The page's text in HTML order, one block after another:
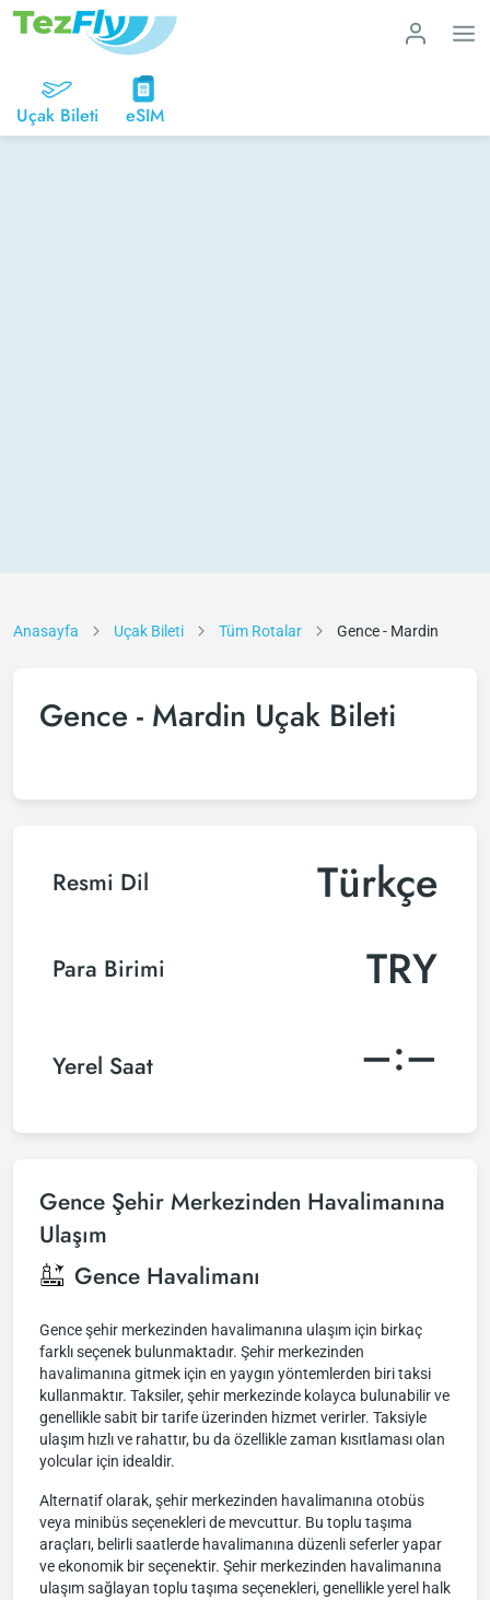
Uçak Bileti eSIM
Anasayfa Uçak Bileti Tüm Rotalar Gence - Mardin
Gence - Mardin Uçak Bileti
Resmi Dil Türkçe
Para Birimi TRY
Yerel Saat –:–
Gence Şehir Merkezinden Havalimanına
Ulaşım
Gence Havalimanı
Gence şehir merkezinden havalimanına ulaşım için birkaç
farklı seçenek bulunmaktadır. Şehir merkezinden
havalimanına gitmek için en yaygın yöntemlerden biri taksi
kullanmaktır. Taksiler, şehir merkezinde kolayca bulunabilir ve
genellikle sabit bir tarife üzerinden hizmet verirler. Taksiyle
ulaşım hızlı ve rahattır, bu da özellikle zaman kısıtlaması olan
yolcular için idealdir.
Alternatif olarak, şehir merkezinden havalimanına otobüs
veya minibüs seçenekleri de mevcuttur. Bu toplu taşıma
araçları, belirli saatlerde havalimanına düzenli seferler yapar
ve ekonomik bir seçenektir. Şehir merkezinden havalimanına
ulaşım sağlayan toplu taşıma seçenekleri, genellikle yerel halk